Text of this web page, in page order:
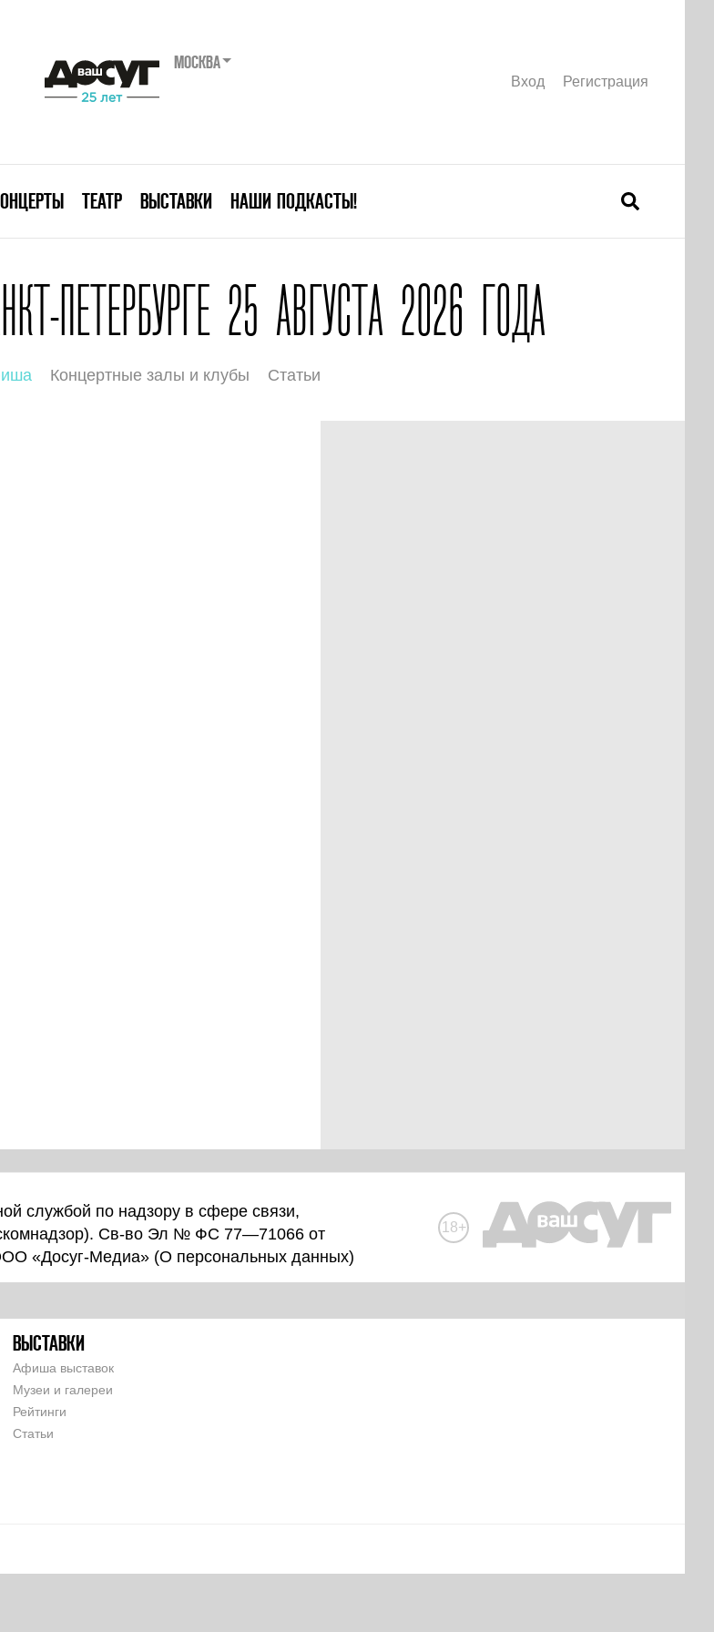
МОСКВА
Вход Регистрация
ТЕАТР ВЫСТАВКИ НАШИ ПОДКАСТЫ!
ПЕТЕРБУРГЕ 25 АВГУСТА 2026 ГОДА
Концертные залы и клубы Статьи
службой по надзору в сфере связи,
Св-во Эл № ФС 77—71066 от
«Досуг-Медиа» (О персональных данных)
18+
ВЫСТАВКИ
Афиша выставок
Музеи и галереи
Рейтинги
Статьи